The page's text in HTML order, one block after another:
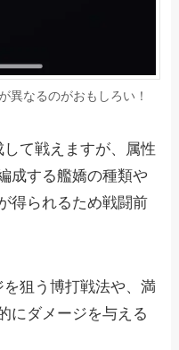
異なるのがおもしろい！
て戦えますが、属性
成する艦嬌の種類や
得られるため戦闘前
狙う博打戦法や、満
にダメージを与える